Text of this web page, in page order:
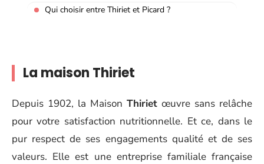
Qui choisir entre Thiriet et Picard ?
La maison Thiriet
Depuis 1902, la Maison Thiriet œuvre sans relâche
pour votre satisfaction nutritionnelle. Et ce, dans le
pur respect de ses engagements qualité et de ses
valeurs. Elle est une entreprise familiale française